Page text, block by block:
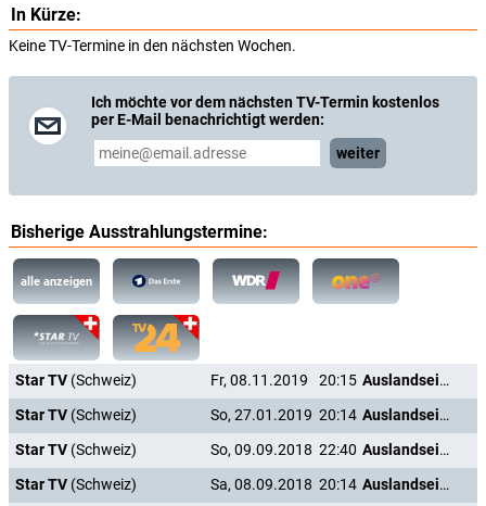
In Kürze:
Keine TV-Termine in den nächsten Wochen.
Ich möchte vor dem nächsten TV-Termin kostenlos
per E-Mail benachrichtigt werden:
weiter
Bisherige Ausstrahlungstermine:
alle anzeigen
Star TV (Schweiz) Fr, 08.11.2019 20:15
Auslandseinsatz
Star TV (Schweiz) So, 27.01.2019 20:14
Auslandseinsatz
Star TV (Schweiz) So, 09.09.2018 22:40
Auslandseinsatz
Star TV (Schweiz) Sa, 08.09.2018 20:14
Auslandseinsatz